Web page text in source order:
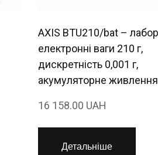
AXIS BTU210/bat –
електронні ваги 210 г,
дискретність 0,001 г,
акумуляторне живлення
16 158.00 UAH
Детальніше